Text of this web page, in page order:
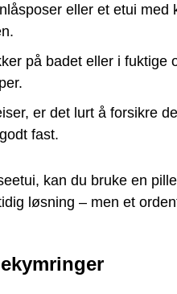
eller et etui med
på badet eller i fuktige
er det lurt å forsikre
fast.
kan du bruke en
løsning – men et